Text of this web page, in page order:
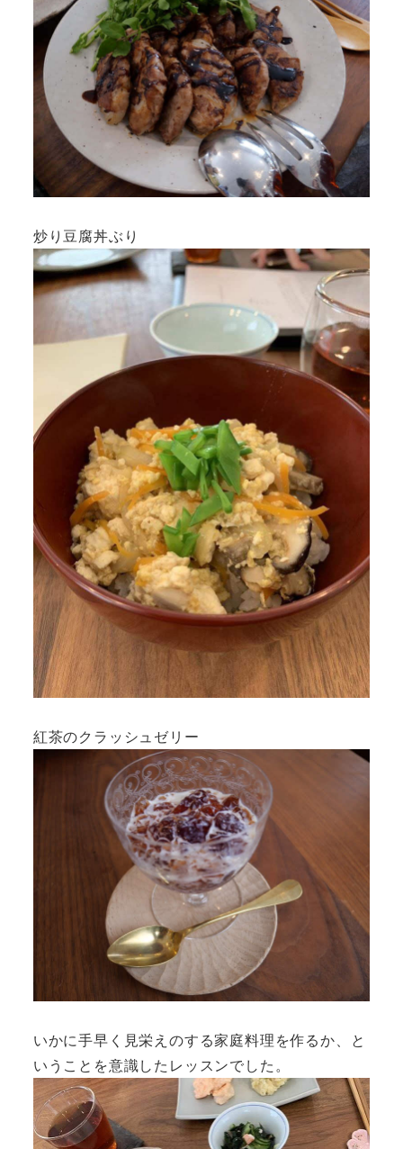
炒り豆腐丼ぶり
紅茶のクラッシュゼリー
いかに手早く見栄えのする家庭料理を作るか、と
いうことを意識したレッスンでした。